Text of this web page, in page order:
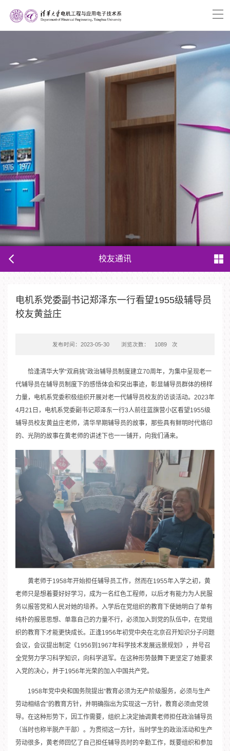
校友通讯
电机系党委副书记郑泽东一行看望1955级辅导员
校友黄益庄
发布时间：2023-05-30 浏览次数： 1089 次
恰逢清华大学“双肩挑”政治辅导员制度建立70周年，为集中呈现老一
代辅导员在辅导员制度下的感悟体会和突出事迹，彰显辅导员群体的榜样
力量，电机系党委积极组织开展对老一代辅导员校友的访谈活动。2023年
4月21日，电机系党委副书记郑泽东一行3人前往蓝旗营小区看望1955级
辅导员校友黄益庄老师，清华早期辅导员的故事，那些具有鲜明时代烙印
的、光阴的故事在黄老师的讲述下也一一铺开，向我们涌来。
黄老师于1958年开始担任辅导员工作，然而在1955年入学之初，黄
老师只是想着要好好学习，成为一名红色工程师，以后才有能力为人民服
务以报答党和人民对她的培养。入学后在党组织的教育下使她明白了单有
纯朴的报恩思想、单靠自己的力量不行，必须加入到党的队伍中，在党组
织的教育下才能更快成长。正逢1956年初党中央在北京召开知识分子问题
会议，会议提出制定《1956到1967年科学技术发展远景规划》，并号召
全党努力学习科学知识，向科学进军。在这种形势鼓舞下更坚定了她要求
入党的决心，并于1956年光荣的加入中国共产党。
1958年党中央和国务院提出“教育必须为无产阶级服务，必须与生产
劳动相结合”的教育方针，并明确指出为实现这一方针，教育必须由党领
导。在这种形势下，因工作需要，组织上决定抽调黄老师担任政治辅导员
（当时也称半脱产干部）。为贯彻这一方针，当时学生的政治活动和生产
劳动很多，黄老师回忆了自己担任辅导员时的辛勤工作，既要组织和参加